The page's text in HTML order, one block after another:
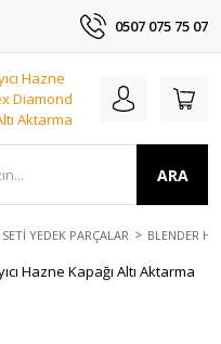
0507 075 75 07
ARA
YEDEK PARÇALAR BLENDER